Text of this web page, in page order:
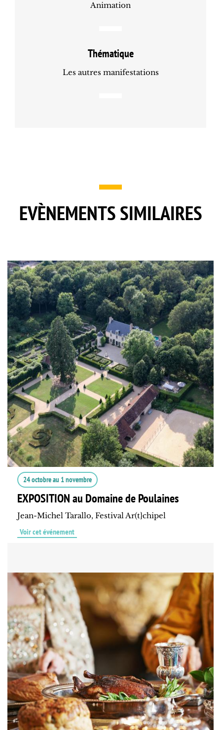
Animation
Thématique
Les autres manifestations
EVÈNEMENTS SIMILAIRES
24 octobreau 1 novembre
EXPOSITION au Domaine de Poulaines
Jean-Michel Tarallo, Festival Ar(t}chipel
Voir cet événement